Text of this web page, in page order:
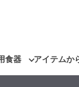
食器 アイテムか